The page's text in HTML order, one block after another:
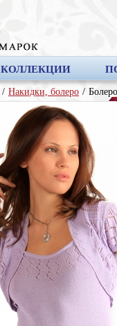
КОЛЛЕКЦИИ
/ Накидки, болеро /